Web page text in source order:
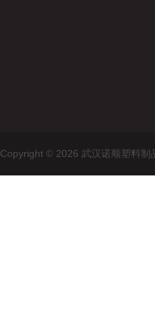
Copyright © 2026 武汉诺顺塑料